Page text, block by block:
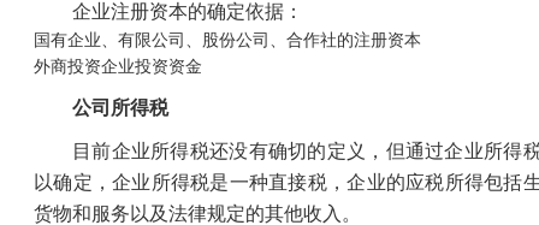
企业注册资本的确定依据：
国有企业、有限公司、股份公司、合作社的注册资本
外商投资企业投资资金
公司所得税
目前企业所得税还没有确切的定义，但通过企业所得
以确定，企业所得税是一种直接税，企业的应税所得包括
货物和服务以及法律规定的其他收入。